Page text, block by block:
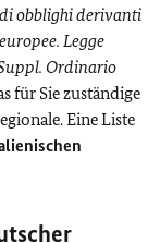
obblighi derivanti
Legge
Ordinario
für Sie zuständige
Eine Liste